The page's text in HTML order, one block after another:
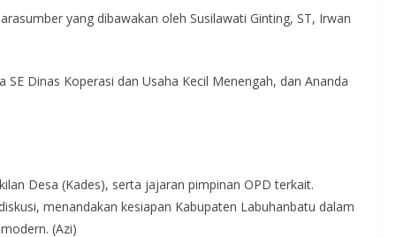
yang dibawakan oleh Susilawati Ginting, ST, Irwan
Dinas Koperasi dan Usaha Kecil Menengah, dan Ananda
Desa (Kades), serta jajaran pimpinan OPD terkait.
menandakan kesiapan Kabupaten Labuhanbatu dalam
(Azi)